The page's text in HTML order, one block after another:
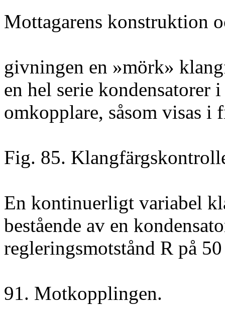
Mottagarens konstruktion
givningen en »mörk»
en hel serie kondensatorer
omkopplare, såsom visas i
Fig. 85.
En kontinuerligt variabel
bestående av en
regleringsmotstånd R på
91. Motkopplingen.